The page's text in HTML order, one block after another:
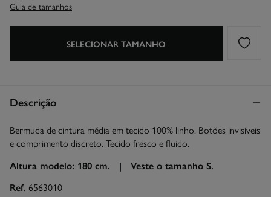
Guia de tamanhos
SELECIONAR TAMANHO
Descrição
Bermuda de cintura média em tecido 100% linho. Botões invisíveis
e comprimento discreto. Tecido fresco e fluido.
Altura modelo: 180 cm. | Veste o tamanho S.
Ref. 6563010